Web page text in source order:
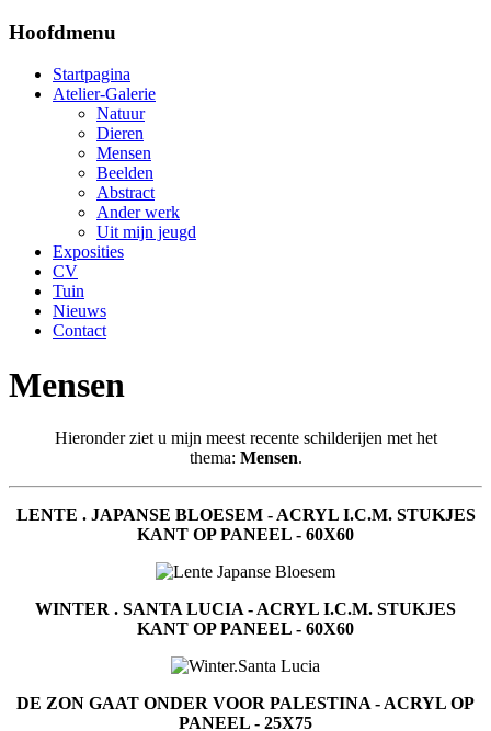
Hoofdmenu
Startpagina
Atelier-Galerie
Natuur
Dieren
Mensen
Beelden
Abstract
Ander werk
Uit mijn jeugd
Exposities
CV
Tuin
Nieuws
Contact
Mensen
Hieronder ziet u mijn meest recente schilderijen met het
thema: Mensen.
LENTE . JAPANSE BLOESEM - ACRYL I.C.M. STUKJES
KANT OP PANEEL - 60X60
WINTER . SANTA LUCIA - ACRYL I.C.M. STUKJES
KANT OP PANEEL - 60X60
DE ZON GAAT ONDER VOOR PALESTINA - ACRYL OP
PANEEL - 25X75